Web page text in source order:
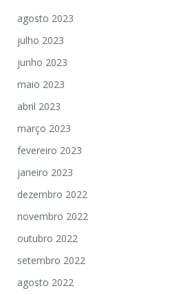
agosto 2023
julho 2023
junho 2023
maio 2023
abril 2023
março 2023
fevereiro 2023
janeiro 2023
dezembro 2022
novembro 2022
outubro 2022
setembro 2022
agosto 2022